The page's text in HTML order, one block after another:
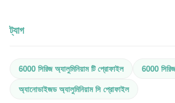
ট্যাগ
6000 সিরিজ অ্যালুমিনিয়াম টি প্রোফাইল
6000
অ্যানোডাইজড অ্যালুমিনিয়াম সি প্রোফাইল